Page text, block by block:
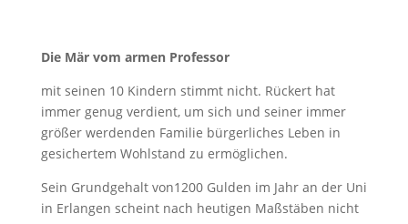
Die Mär vom armen Professor
mit seinen 10 Kindern stimmt nicht. Rückert hat
immer genug verdient, um sich und seiner immer
größer werdenden Familie bürgerliches Leben in
gesichertem Wohlstand zu ermöglichen.
Sein Grundgehalt von1200 Gulden im Jahr an der Uni
in Erlangen scheint nach heutigen Maßstäben nicht